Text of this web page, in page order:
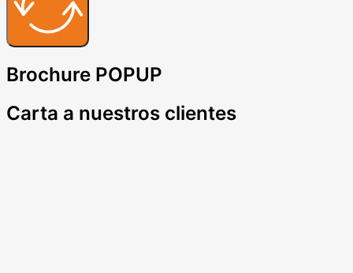
Brochure POPUP
Carta a nuestros clientes